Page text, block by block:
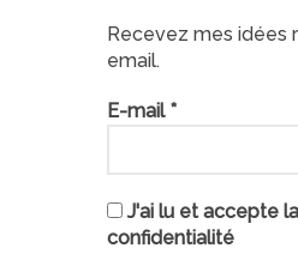
Recevez mes idées
email.
E-mail *
J'ai lu et accepte
confidentialité